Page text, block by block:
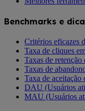
Benchmarks e
Critérios eficazes
Taxa de cliques
Taxas de retenção
Taxas de
Taxa de aceitação
DAU (Usuários
MAU (Usuários